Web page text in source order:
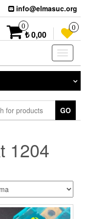
info@elmasuc.org
0
₺ 0,00
0
Toggle
GO
1204